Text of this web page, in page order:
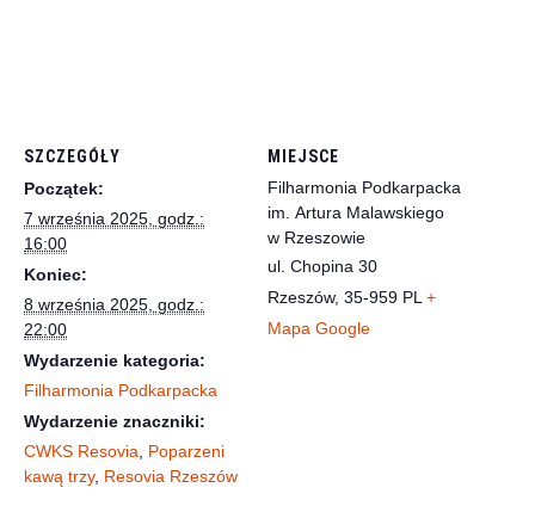
SZCZEGÓŁY
Początek:
7 września 2025, godz.:
16:00
Koniec:
8 września 2025, godz.:
22:00
Wydarzenie kategoria:
Filharmonia Podkarpacka
Wydarzenie znaczniki:
CWKS Resovia
Poparzeni
kawą trzy, Resovia Rzeszów
MIEJSCE
Filharmonia Podkarpacka
im. Artura Malawskiego
w Rzeszowie
ul. Chopina 30
Rzeszów, 35-959 PL +
Mapa Google